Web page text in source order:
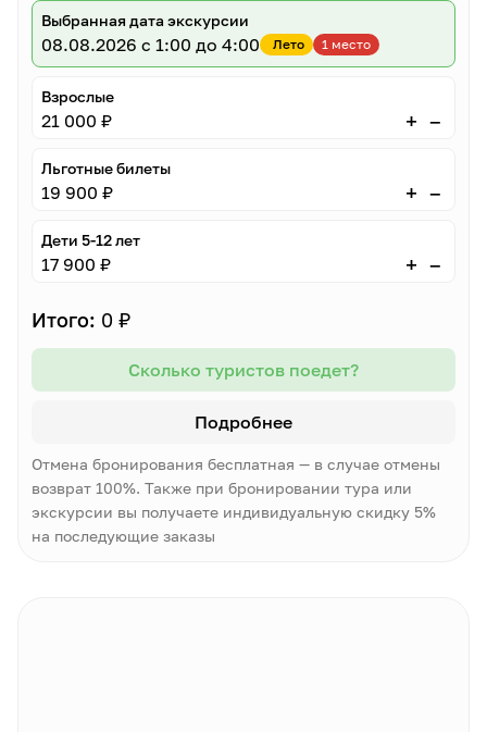
Выбранная дата экскурсии
08.08.2026 с 1:00 до 4:00 Лето 1 место
Взрослые
21 000 ₽ + –
Льготные билеты
19 900 ₽ + –
Дети 5-12 лет
17 900 ₽ + –
Итого: 0 ₽
Сколько туристов поедет?
Подробнее
Отмена бронирования бесплатная — в случае отмены
возврат 100%. Также при бронировании тура или
экскурсии вы получаете индивидуальную скидку 5%
на последующие заказы